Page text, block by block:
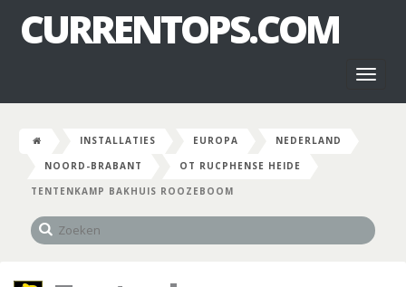
CURRENTOPS.COM
INSTALLATIES EUROPA
NEDERLAND
NOORD-BRABANT
OT RUCPHENSE HEIDE
TENTENKAMP BAKHUIS ROOZEBOOM